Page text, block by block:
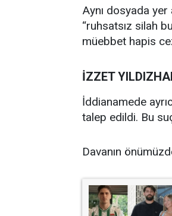
Aynı dosyada yer
“ruhsatsız silah
müebbet hapis
İZZET
İddianamede
talep edildi. Bu
Davanın